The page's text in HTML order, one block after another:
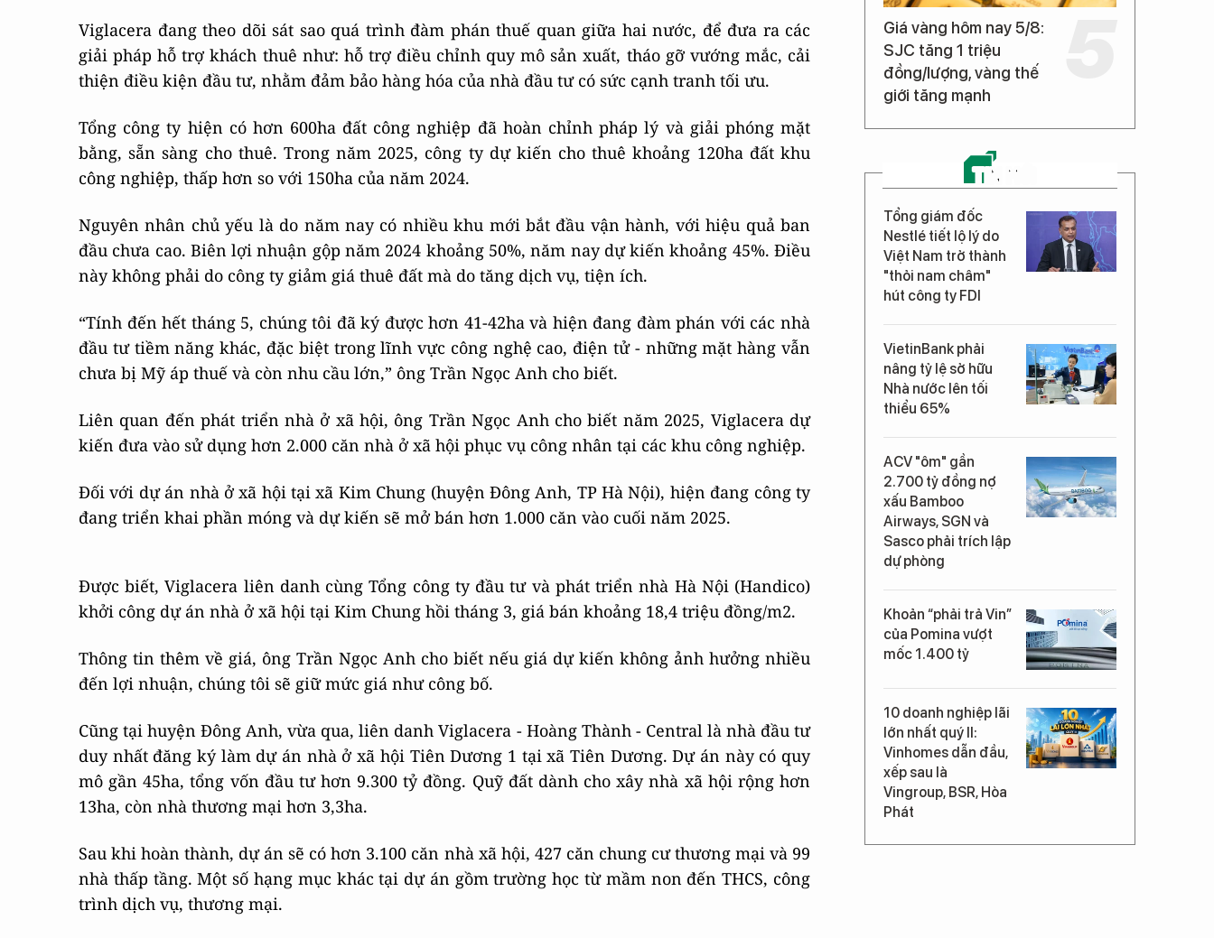
Viglacera đang theo dõi sát sao quá trình đàm phán thuế quan giữa hai nước, để đưa ra các
giải pháp hỗ trợ khách thuê như: hỗ trợ điều chỉnh quy mô sản xuất, tháo gỡ vướng mắc, cải
thiện điều kiện đầu tư, nhằm đảm bảo hàng hóa của nhà đầu tư có sức cạnh tranh tối ưu.
Tổng công ty hiện có hơn 600ha đất công nghiệp đã hoàn chỉnh pháp lý và giải phóng mặt
bằng, sẵn sàng cho thuê. Trong năm 2025, công ty dự kiến cho thuê khoảng 120ha đất khu
công nghiệp, thấp hơn so với 150ha của năm 2024.
Nguyên nhân chủ yếu là do năm nay có nhiều khu mới bắt đầu vận hành, với hiệu quả ban
đầu chưa cao. Biên lợi nhuận gộp năm 2024 khoảng 50%, năm nay dự kiến khoảng 45%. Điều
này không phải do công ty giảm giá thuê đất mà do tăng dịch vụ, tiện ích.
“Tính đến hết tháng 5, chúng tôi đã ký được hơn 41-42ha và hiện đang đàm phán với các nhà
đầu tư tiềm năng khác, đặc biệt trong lĩnh vực công nghệ cao, điện tử - những mặt hàng vẫn
chưa bị Mỹ áp thuế và còn nhu cầu lớn,” ông Trần Ngọc Anh cho biết.
Liên quan đến phát triển nhà ở xã hội, ông Trần Ngọc Anh cho biết năm 2025, Viglacera dự
kiến đưa vào sử dụng hơn 2.000 căn nhà ở xã hội phục vụ công nhân tại các khu công nghiệp.
Đối với dự án nhà ở xã hội tại xã Kim Chung (huyện Đông Anh, TP Hà Nội), hiện đang công ty
đang triển khai phần móng và dự kiến sẽ mở bán hơn 1.000 căn vào cuối năm 2025.
Được biết, Viglacera liên danh cùng Tổng công ty đầu tư và phát triển nhà Hà Nội (Handico)
khởi công dự án nhà ở xã hội tại Kim Chung hồi tháng 3, giá bán khoảng 18,4 triệu đồng/m2.
Thông tin thêm về giá, ông Trần Ngọc Anh cho biết nếu giá dự kiến không ảnh hưởng nhiều
đến lợi nhuận, chúng tôi sẽ giữ mức giá như công bố.
Cũng tại huyện Đông Anh, vừa qua, liên danh Viglacera - Hoàng Thành - Central là nhà đầu tư
duy nhất đăng ký làm dự án nhà ở xã hội Tiên Dương 1 tại xã Tiên Dương. Dự án này có quy
mô gần 45ha, tổng vốn đầu tư hơn 9.300 tỷ đồng. Quỹ đất dành cho xây nhà xã hội rộng hơn
13ha, còn nhà thương mại hơn 3,3ha.
Sau khi hoàn thành, dự án sẽ có hơn 3.100 căn nhà xã hội, 427 căn chung cư thương mại và 99
nhà thấp tầng. Một số hạng mục khác tại dự án gồm trường học từ mầm non đến THCS, công
trình dịch vụ, thương mại.
Giá vàng hôm nay 5/8:
SJC tăng 1 triệu
đồng/lượng, vàng thế
giới tăng mạnh
TIN MỚI
Tổng giám đốc
Nestlé tiết lộ lý do
Việt Nam trở thành
"thỏi nam châm"
hút công ty FDI
VietinBank phải
nâng tỷ lệ sở hữu
Nhà nước lên tối
thiểu 65%
ACV "ôm" gần
2.700 tỷ đồng nợ
xấu Bamboo
Airways, SGN và
Sasco phải trích lập
dự phòng
Khoản “phải trả Vin”
của Pomina vượt
mốc 1.400 tỷ
10 doanh nghiệp lãi
lớn nhất quý II:
Vinhomes dẫn đầu,
xếp sau là
Vingroup, BSR, Hòa
Phát